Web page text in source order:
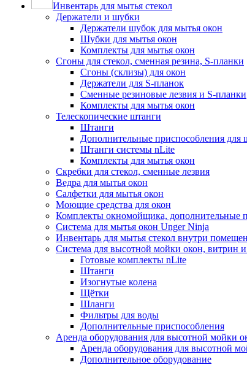
Инвентарь для мытья стекол
Держатели и шубки
Держатели шубок для мытья окон
Шубки для мытья окон
Комплекты для мытья окон
Сгоны для стекол, сменная резина, S-планки
Сгоны (склизы) для окон
Держатели для S-планок
Сменные резиновые лезвия и S-планки
Комплекты для мытья окон
Телескопические штанги
Штанги
Дополнительные приспособления для
Штанги системы nLite
Комплекты для мытья окон
Скребки для стекол, сменные лезвия
Ведра для мытья окон
Салфетки для мытья окон
Моющие средства для окон
Комплекты окномойщика, дополнительные
Система для мытья окон Unger Ninja
Инвентарь для мытья стекол внутри
Система для высотной мойки окон, витрин
Готовые комплекты nLite
Штанги
Изогнутые колена
Щётки
Шланги
Фильтры для воды
Дополнительные приспособления
Аренда оборудования для высотной мойки
Аренда оборудования для высотной
Дополнительное оборудование